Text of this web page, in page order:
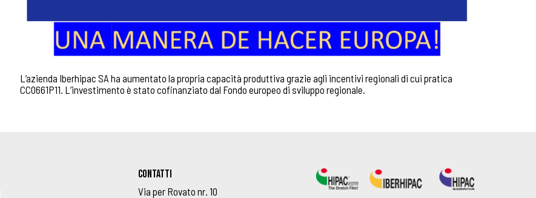
L’azienda Iberhipac SA ha aumentato la propria capacità produttiva grazie agli incentivi regionali di cui pratica
CC0661P11. L’investimento è stato cofinanziato dal Fondo europeo di sviluppo regionale.
Contatti
Via per Rovato nr. 10